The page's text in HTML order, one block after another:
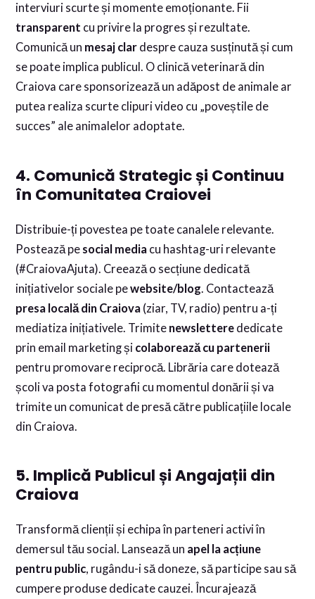
interviuri scurte și momente emoționante. Fii
transparent cu privire la progres și rezultate.
Comunică un mesaj clar despre cauza susținută și cum
se poate implica publicul. O clinică veterinară din
Craiova care sponsorizează un adăpost de animale ar
putea realiza scurte clipuri video cu „poveștile de
succes” ale animalelor adoptate.
4. Comunică Strategic și Continuu
în Comunitatea Craiovei
Distribuie-ți povestea pe toate canalele relevante.
Postează pe social media cu hashtag-uri relevante
(#CraiovaAjuta). Creează o secțiune dedicată
inițiativelor sociale pewebsite/blog. Contactează
presa locală din Craiova (ziar, TV, radio) pentru a-ți
mediatiza inițiativele. Trimite newslettere dedicate
prin email marketing și colaborează cu partenerii
pentru promovare reciprocă. Librăria care dotează
școli va posta fotografii cu momentul donării și va
trimite un comunicat de presă către publicațiile locale
din Craiova.
5. Implică Publicul și Angajații din
Craiova
Transformă clienții și echipa în parteneri activi în
demersul tău social. Lansează un apel la acțiune
pentru public, rugându-i să doneze, să participe sau să
cumpere produse dedicate cauzei. Încurajează